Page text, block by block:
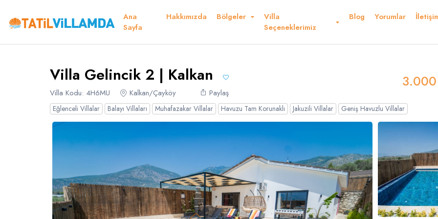
Ana
Sayfa
Hakkımızda Bölgeler
Villa
Seçeneklerimiz
Blog Yorumlar
Villa Gelincik 2 | Kalkan
Villa Kodu: 4H6MU Kalkan/Çayköy Paylaş
Teşekkür Ederiz
Eğlenceli Villalar Balayı Villaları Muhafazakar Villalar Havuzu Tam Korunaklı Jakuzili Villalar Geniş Havuzlu Villalar
Detaylar Fiyatlar Müsaitlik Takvimi Kurallar ve Şartlar Konum Yorumlar
Dil Seçiniz
Türkçe French
Russian Spanish
Kur Seçiniz
GBP - £
Favorilerim
Müsaitlik Takvimi
Müsaitlik Takvimi